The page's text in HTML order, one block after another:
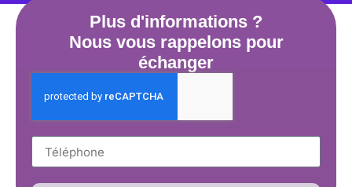
Plus d'informations ?
Nous vous rappelons pour
échanger